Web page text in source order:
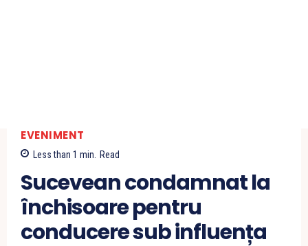
EVENIMENT
Less than 1 min. Read
Sucevean condamnat la
închisoare pentru
conducere sub influența